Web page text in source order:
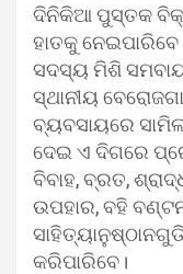
ଦିନିକିଆ ପୁସ୍ତକ
ହାତକୁ
ସଦସ୍ୟ ମିଶି
ସ୍ଥାନୀୟ
ବ୍ୟବସାୟରେ
ଦେଇ ଏ ଦିଗରେ
ବିବାହ, ବ୍ରତ,
ଉପହାର, ବହି
କରିପାରିବେ।